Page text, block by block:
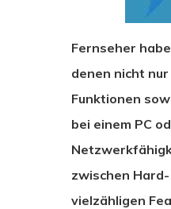
Drücken Sie
Fernseher
denen nicht
Funktionen
bei einem PC
zwischen
vielzähligen